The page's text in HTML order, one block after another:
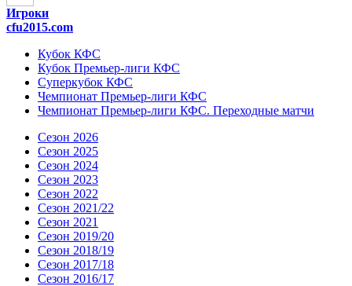
Игроки
cfu2015.com
Кубок КФС
Кубок Премьер-лиги КФС
Суперкубок КФС
Чемпионат Премьер-лиги КФС
Чемпионат Премьер-лиги КФС. Переходные матчи
Сезон 2026
Сезон 2025
Сезон 2024
Сезон 2023
Сезон 2022
Сезон 2021/22
Сезон 2021
Сезон 2019/20
Сезон 2018/19
Сезон 2017/18
Сезон 2016/17